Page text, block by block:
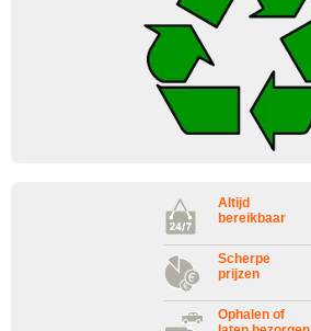
Altijd
bereikbaar
Scherpe
prijzen
Ophalen of